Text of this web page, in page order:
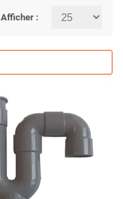
Afficher :